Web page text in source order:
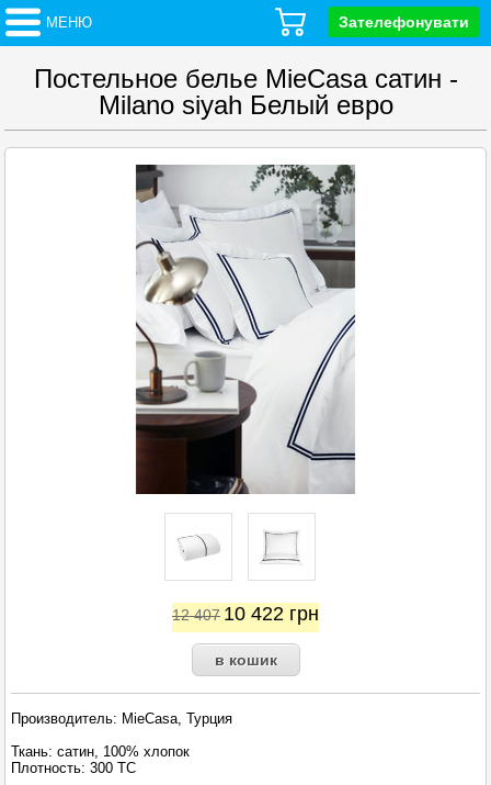
МЕНЮ Зателефонувати
Постельное белье MieCasa сатин -
Milano siyah Белый евро
12 407 10 422 грн
Производитель: MieCasa, Турция
Ткань: сатин, 100% хлопок
Плотность: 300 TC